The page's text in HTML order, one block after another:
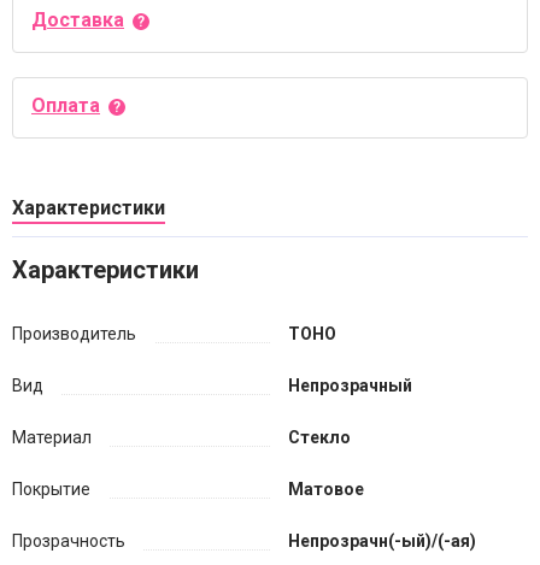
Доставка
Оплата
Характеристики
Характеристики
Производитель TOHO
Вид Непрозрачный
Материал Стекло
Покрытие Матовое
Прозрачность Непрозрачн(-ый)/(-ая)